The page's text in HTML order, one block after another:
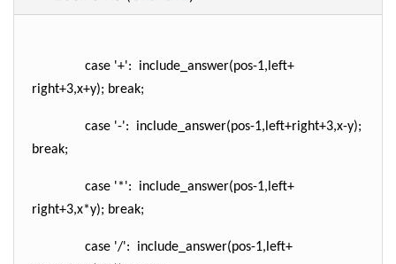
case '+': include_answer(pos-1,left+
right+3,x+y); break;
case '-': include_answer(pos-1,left+right+3,x-y);
break;
case '*': include_answer(pos-1,left+
right+3,x*y); break;
case '/': include_answer(pos-1,left+